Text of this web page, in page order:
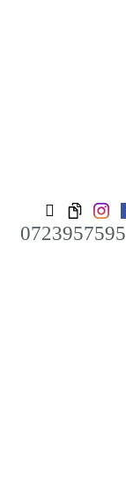
0723957595